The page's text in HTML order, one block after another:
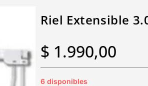
Riel Extensible
$ 1.990,00
6 disponibles